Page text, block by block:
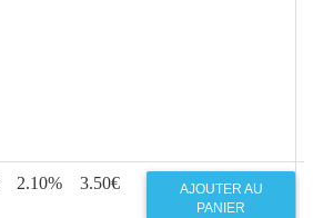
2.10% 3.50€
AJOUTER AU
PANIER